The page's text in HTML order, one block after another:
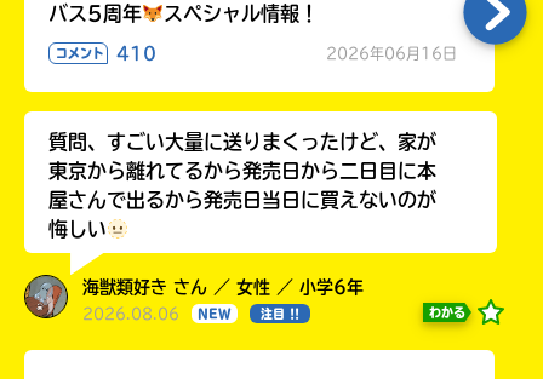
バス5周年
スペシャル情報！
コメント 410 2026年06月16日
質問、すごい大量に送りまくったけど、家が
東京から離れてるから発売日から二日目に本
屋さんで出るから発売日当日に買えないのが
悔しい
海獣類好き さん ／ 女性 ／ 小学6年
2026.08.06 NEW 注目 !! わかる